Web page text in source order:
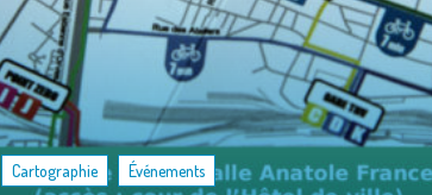
Cartographie , Événements